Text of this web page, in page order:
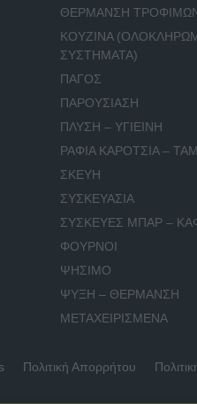
ΘΕΡΜΑΝΣΗ
ΚΟΥΖΙΝΑ
ΣΥΣΤΗΜΑΤΑ)
ΠΑΓΟΣ
ΠΑΡΟΥΣΙΑΣΗ
ΠΛΥΣΗ – ΥΓΙΕΙΝΗ
ΡΑΦΙΑ ΚΑΡΟΤΣΙΑ –
ΣΚΕΥΗ
ΣΥΣΚΕΥΑΣΙΑ
ΣΥΣΚΕΥΕΣ ΜΠΑΡ –
ΦΟΥΡΝΟΙ
ΨΗΣΙΜΟ
ΨΥΞΗ – ΘΕΡΜΑΝΣΗ
ΜΕΤΑΧΕΙΡΙΣΜΕΝΑ
Πολιτική Απορρήτου